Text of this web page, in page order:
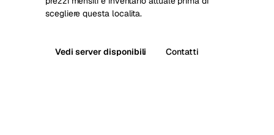
scegliere questa localita.
Vedi server disponibili Contatti